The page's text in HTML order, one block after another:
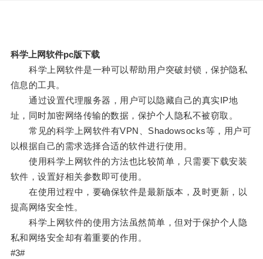
科学上网软件pc版下载
科学上网软件是一种可以帮助用户突破封锁，保护隐私
信息的工具。
通过设置代理服务器，用户可以隐藏自己的真实IP地
址，同时加密网络传输的数据，保护个人隐私不被窃取。
常见的科学上网软件有VPN、Shadowsocks等，用户可
以根据自己的需求选择合适的软件进行使用。
使用科学上网软件的方法也比较简单，只需要下载安装
软件，设置好相关参数即可使用。
在使用过程中，要确保软件是最新版本，及时更新，以
提高网络安全性。
科学上网软件的使用方法虽然简单，但对于保护个人隐
私和网络安全却有着重要的作用。
#3#